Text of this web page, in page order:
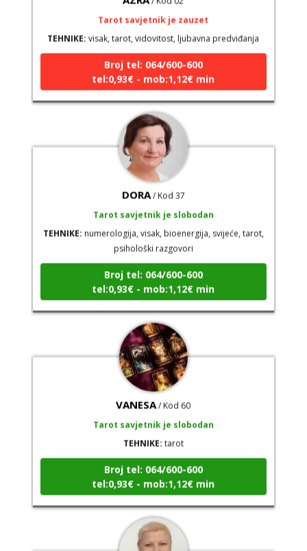
Tarot savjetnik je zauzet
visak, tarot, vidovitost, ljubavna predviđanja
Broj tel: 064/600-600
tel:0,93€ - mob:1,12€ min
DORA/ Kod 37
Tarot savjetnik je slobodan
numerologija, visak, bioenergija, svijeće, tarot,
psihološki razgovori
Broj tel: 064/600-600
tel:0,93€ - mob:1,12€ min
VANESA/ Kod 60
Tarot savjetnik je slobodan
TEHNIKE:tarot
Broj tel: 064/600-600
tel:0,93€ - mob:1,12€ min